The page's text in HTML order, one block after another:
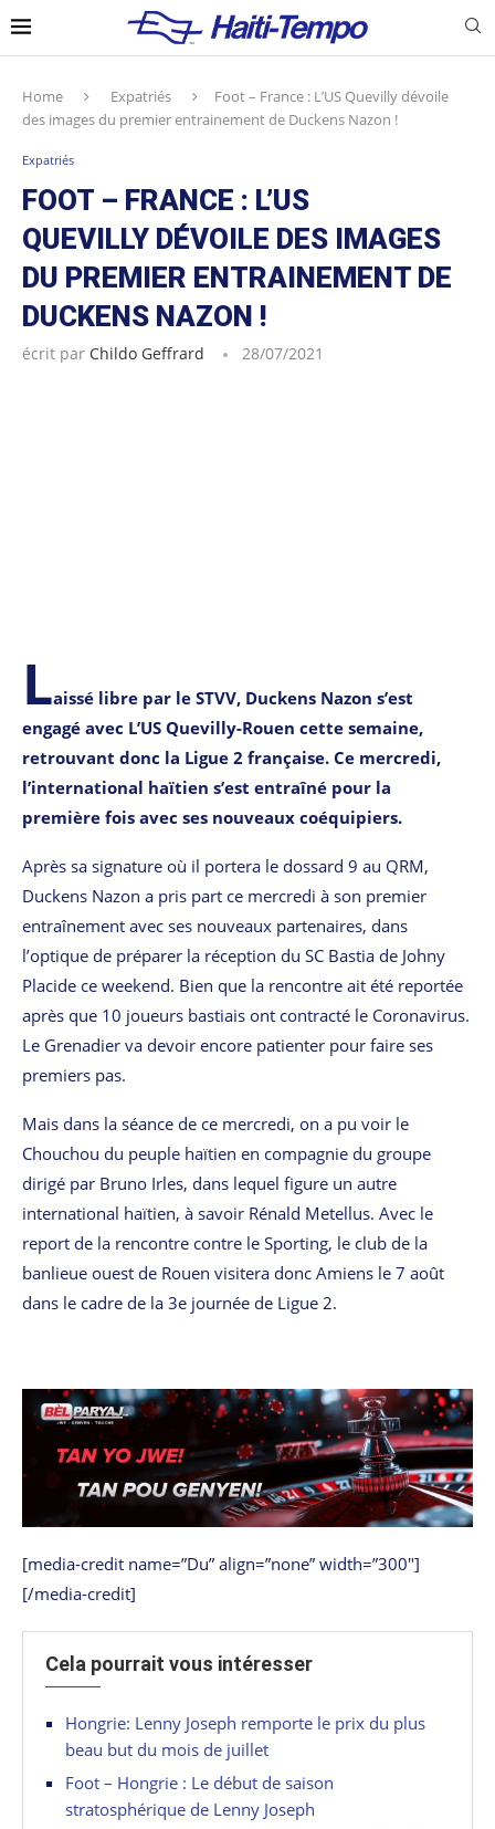
Home Expatriés
Foot – France : L’US Quevilly dévoile
des images du premier entrainement de Duckens Nazon !
Expatriés
FOOT – FRANCE : L’US
QUEVILLY DÉVOILE DES IMAGES
DU PREMIER ENTRAINEMENT DE
DUCKENS NAZON !
écrit par Childo Geffrard 28/07/2021
Laissé libre par le STVV, Duckens Nazon s’est
engagé avec L’US Quevilly-Rouen cette semaine,
retrouvant donc la Ligue 2 française. Ce mercredi,
l’international haïtien s’est entraîné pour la
première fois avec ses nouveaux coéquipiers.
Après sa signature où il portera le dossard 9 au QRM,
Duckens Nazon a pris part ce mercredi à son premier
entraînement avec ses nouveaux partenaires, dans
l’optique de préparer la réception du SC Bastia de Johny
Placide ce weekend. Bien que la rencontre ait été reportée
après que 10 joueurs bastiais ont contracté le Coronavirus.
Le Grenadier va devoir encore patienter pour faire ses
premiers pas.
Mais dans la séance de ce mercredi, on a pu voir le
Chouchou du peuple haïtien en compagnie du groupe
dirigé par Bruno Irles, dans lequel figure un autre
international haïtien, à savoir Rénald Metellus. Avec le
report de la rencontre contre le Sporting, le club de la
banlieue ouest de Rouen visitera donc Amiens le 7 août
dans le cadre de la 3e journée de Ligue 2.
[media-credit name=”Du” align=”none” width=”300″]
[/media-credit]
Cela pourrait vous intéresser
Hongrie: Lenny Joseph remporte le prix du plus
beau but du mois de juillet
Foot – Hongrie : Le début de saison
stratosphérique de Lenny Joseph